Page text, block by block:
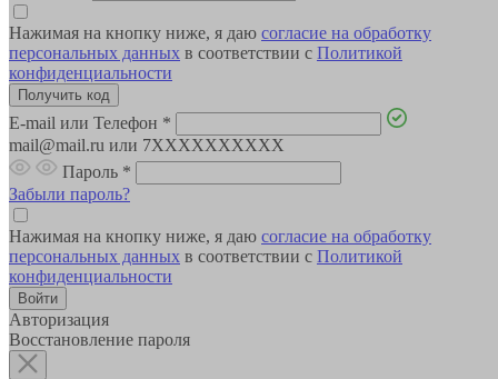
Нажимая на кнопку ниже, я даю согласие на обработку
персональных данных в соответствии с Политикой
конфиденциальности
E-mail или Телефон *
mail@mail.ru или 7XXXXXXXXXX
Пароль *
Забыли пароль?
Нажимая на кнопку ниже, я даю согласие на обработку
персональных данных в соответствии с Политикой
конфиденциальности
Авторизация
Восстановление пароля